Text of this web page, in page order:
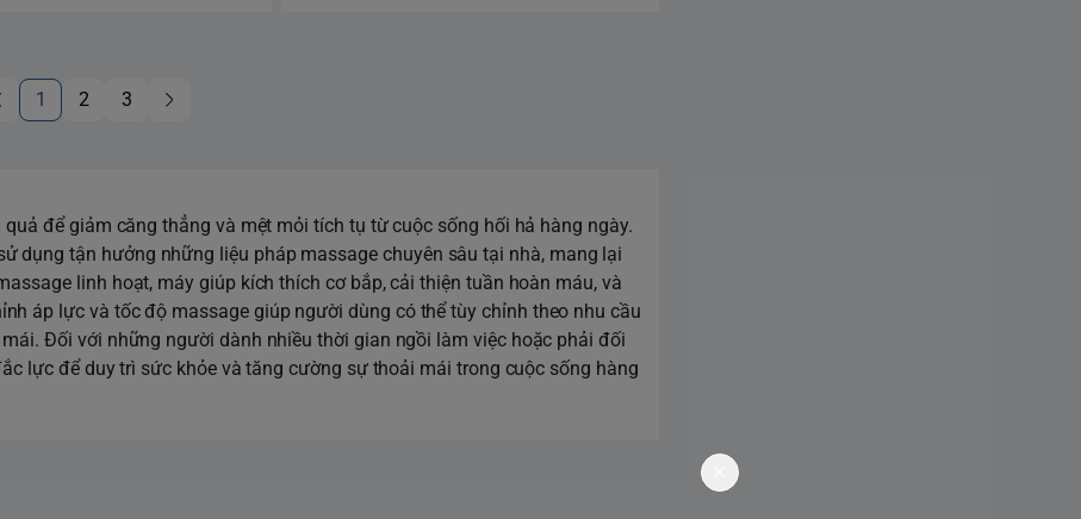
1 2 3
để giảm căng thẳng và mệt mỏi tích tụ từ cuộc sống hối hả hàng ngày.
dụng tận hưởng những liệu pháp massage chuyên sâu tại nhà, mang lại
linh hoạt, máy giúp kích thích cơ bắp, cải thiện tuần hoàn máu, và
áp lực và tốc độ massage giúp người dùng có thể tùy chỉnh theo nhu cầu
Đối với những người dành nhiều thời gian ngồi làm việc hoặc phải đối
lực để duy trì sức khỏe và tăng cường sự thoải mái trong cuộc sống hàng